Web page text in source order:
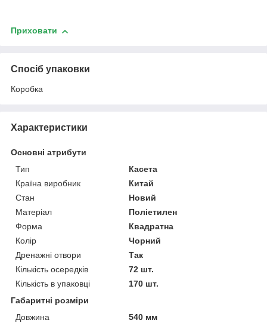
Приховати
Спосіб упаковки
Коробка
Характеристики
Основні атрибути
Тип
Касета
Країна виробник
Китай
Стан
Новий
Матеріал
Поліетилен
Форма
Квадратна
Колір
Чорний
Дренажні отвори
Так
Кількість осередків
72 шт.
Кількість в упаковці
170 шт.
Габаритні розміри
Довжина
540 мм